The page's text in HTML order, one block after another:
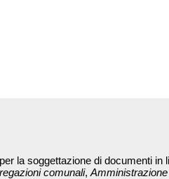
la soggettazione di documenti in
comunali,